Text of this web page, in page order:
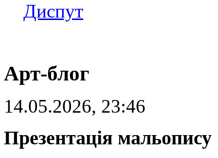
Диспут
Арт-блог
14.05.2026, 23:46
Презентація